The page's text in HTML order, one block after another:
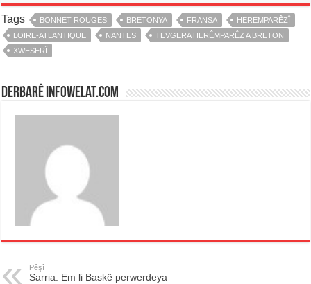
Tags BONNET ROUGES BRETONYA FRANSA
HEREMPARÊZÎ
LOIRE-ATLANTIQUE
NANTES
TEVGERA HERÊMPARÊZ A BRETON
XWESERÎ
Derbarê infowelat.com
Pêşî
Sarria: Em li Baskê perwerdeya